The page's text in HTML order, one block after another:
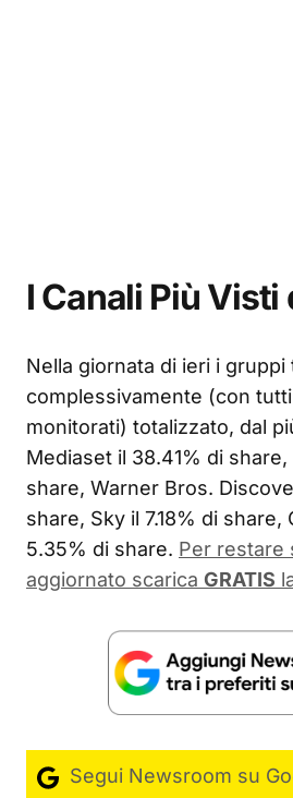
I Canali Più Visti
Nella giornata di ieri i
complessivamente (con
monitorati) totalizzato, dal
Mediaset il 38.41% di
share, Warner Bros.
share, Sky il 7.18% di share,
5.35% di share. Per restare
aggiornato scarica GRATIS
Segui Newsroom su